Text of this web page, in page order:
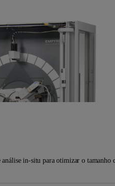
in-situ para otimizar o tamanho